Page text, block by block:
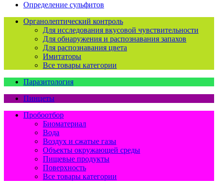
Определение сульфитов
Органолептический контроль
Для исследования вкусовой чувствительности
Для обнаружения и распознавания запахов
Для распознавания цвета
Имитаторы
Все товары категории
Паразитология
Пинцеты
Пробоотбор
Биоматериал
Вода
Воздух и сжатые газы
Объекты окружающей среды
Пищевые продукты
Поверхность
Все товары категории